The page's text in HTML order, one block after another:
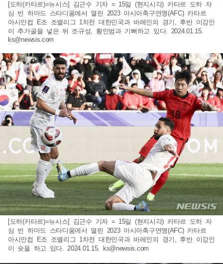
[도하(카타르)=뉴시스] 김근수 기자 = 15일 (현지시각) 카타르 도하 자
심 빈 하마드 스타디움에서 열린 2023 아시아축구연맹(AFC) 카타르
아시안컵 E조 조별리그 1차전 대한민국과 바레인의 경기, 후반 이강인
이 추가골을 넣은 뒤 조규성, 황인범과 기뻐하고 있다. 2024.01.15.
ks@newsis.com
[도하(카타르)=뉴시스] 김근수 기자 = 15일 (현지시각) 카타르 도하 자
심 빈 하마드 스타디움에서 열린 2023 아시아축구연맹(AFC) 카타르
아시안컵 E조 조별리그 1차전 대한민국과 바레인의 경기, 후반 이강인
이 슛을 하고 있다. 2024.01.15.
ks@newsis.com